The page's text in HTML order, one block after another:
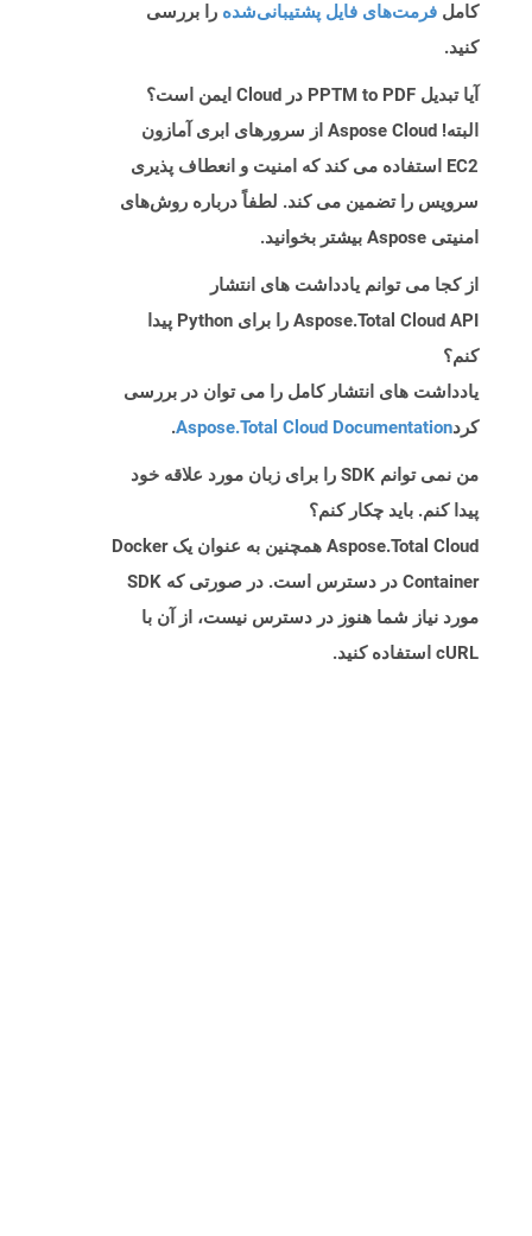
کامل فرمت‌های فایل پشتیبانی‌شده را بررسی
کنید.
آیا تبدیل PPTM to PDF در Cloud ایمن است؟
البته! Aspose Cloud از سرورهای ابری آمازون
EC2 استفاده می کند که امنیت و انعطاف پذیری
سرویس را تضمین می کند. لطفاً درباره روش‌های
امنیتی Aspose بیشتر بخوانید.
از کجا می توانم یادداشت های انتشار
Aspose.Total Cloud API را برای Python پیدا
کنم؟
یادداشت های انتشار کامل را می توان در بررسی
کردAspose.Total Cloud Documentation
.
من نمی توانم SDK را برای زبان مورد علاقه خود
پیدا کنم. باید چکار کنم؟
Aspose.Total Cloud همچنین به عنوان یک Docker
Container در دسترس است. در صورتی که SDK
مورد نیاز شما هنوز در دسترس نیست، از آن با
cURL استفاده کنید.